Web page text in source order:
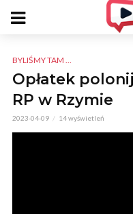
BYLIŚMY TAM ...
Opłatek
RP w Rzymie
2023-04-09 14 wyświetleń